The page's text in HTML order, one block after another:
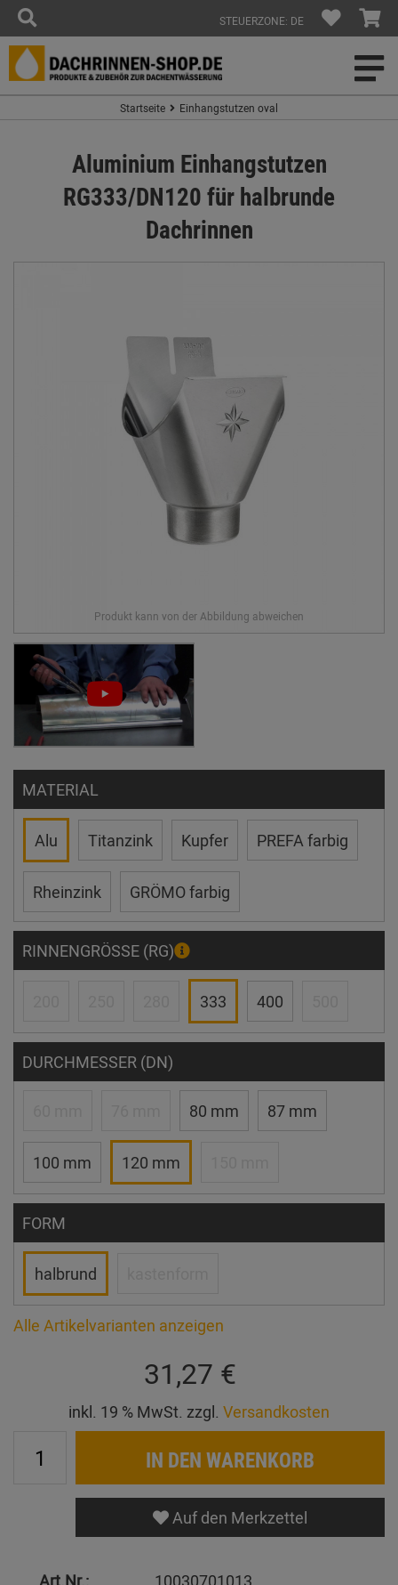
STEUERZONE: DE
Startseite Einhangstutzen oval
Aluminium Einhangstutzen
RG333/DN120 für halbrunde
Dachrinnen
MATERIAL
Alu Titanzink Kupfer PREFA farbig
Rheinzink GRÖMO farbig
RINNENGRÖSSE (RG)
333 400
DURCHMESSER (DN)
80 mm 87 mm
100 mm 120 mm
FORM
halbrund
Alle Artikelvarianten anzeigen
31,27 €
inkl. 19 % MwSt. zzgl. Versandkosten
IN DEN WARENKORB
Auf den Merkzettel
Art.Nr.:
10030701013